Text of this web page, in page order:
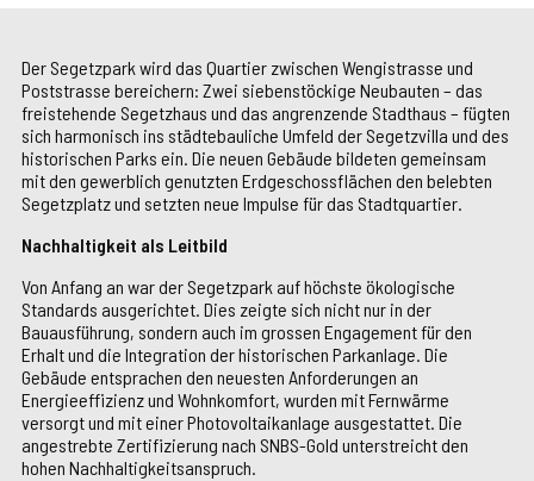
Der Segetzpark wird das Quartier zwischen Wengistrasse und
Poststrasse bereichern: Zwei siebenstöckige Neubauten – das
freistehende Segetzhaus und das angrenzende Stadthaus – fügten
sich harmonisch ins städtebauliche Umfeld der Segetzvilla und des
historischen Parks ein. Die neuen Gebäude bildeten gemeinsam
mit den gewerblich genutzten Erdgeschossflächen den belebten
Segetzplatz und setzten neue Impulse für das Stadtquartier.
Nachhaltigkeit als Leitbild
Von Anfang an war der Segetzpark auf höchste ökologische
Standards ausgerichtet. Dies zeigte sich nicht nur in der
Bauausführung, sondern auch im grossen Engagement für den
Erhalt und die Integration der historischen Parkanlage. Die
Gebäude entsprachen den neuesten Anforderungen an
Energieeffizienz und Wohnkomfort, wurden mit Fernwärme
versorgt und mit einer Photovoltaikanlage ausgestattet. Die
angestrebte Zertifizierung nach SNBS-Gold unterstreicht den
hohen Nachhaltigkeitsanspruch.